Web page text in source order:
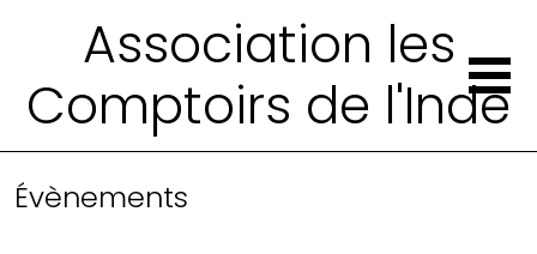
Association les
Comptoirs de l'Inde
Évènements
4 h 00 min